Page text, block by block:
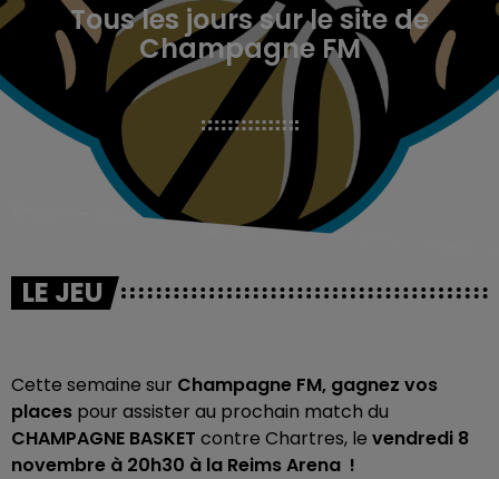
Tous les jours sur le site de
Champagne FM
LE JEU
Cette semaine sur Champagne FM, gagnez vos
places pour assister au prochain match du
CHAMPAGNE BASKET contre Chartres, le vendredi 8
novembre à 20h30 à la Reims Arena !